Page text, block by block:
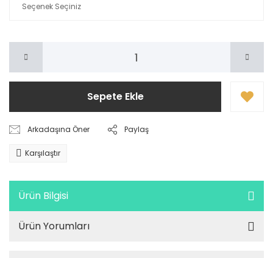
Sepete Ekle
Arkadaşına Öner Paylaş
Karşılaştır
Ürün Bilgisi
Ürün Yorumları